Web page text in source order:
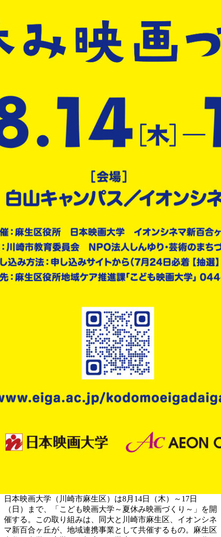
日本映画大学（川崎市麻生区）は8月14日（木）～17日
（日）まで、「こども映画大学～夏休み映画づくり～」を開
催する。この取り組みは、同大と川崎市麻生区、イオンシネ
マ新百合ヶ丘が、地域連携事業として共催するもの。麻生区